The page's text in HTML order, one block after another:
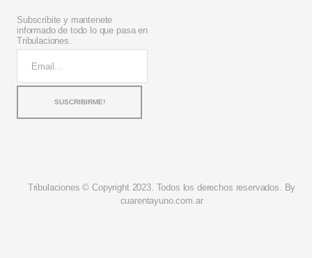
Subscribite y mantenete
informado de todo lo que pasa en
Tribulaciones.
Tribulaciones © Copyright 2023. Todos los derechos reservados. By
cuarentayuno.com.ar